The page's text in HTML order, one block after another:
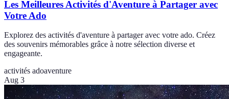
Les Meilleures Activités d'Aventure à Partager avec
Votre Ado
Explorez des activités d'aventure à partager avec votre ado. Créez
des souvenirs mémorables grâce à notre sélection diverse et
engageante.
activités adoaventure
Aug 3